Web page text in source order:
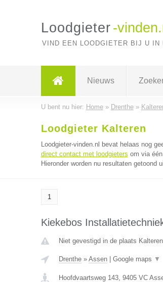
Loodgieter -
VIND EEN LOODGIETER BIJ U IN
Nieuws
U bent nu hier: Home» Drenthe»
Loodgieter Kalteren
Loodgieter-vinden.nl bevat helaas nog
direct contact met loodgieters om via
Hieronder worden nu resultaten getoond
1
Kiekebos
Niet gevestigd in de plaats
Drenthe» Assen| Google maps ▼
Hoofdvaartsweg 143, 9405 VC